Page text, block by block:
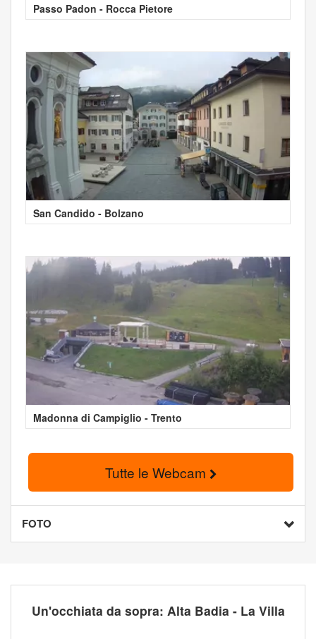
Passo Padon - Rocca Pietore
San Candido - Bolzano
Madonna di Campiglio - Trento
Tutte le Webcam
FOTO
Un'occhiata da sopra: Alta Badia - La Villa